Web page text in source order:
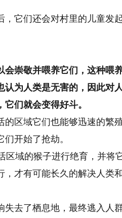
它们还会对村里的儿童发
崇敬并喂养它们，这种喂
为人类是无害的，因此对
们就会变得好斗。
的区域它们也能够迅速的繁
开始了抢劫。
区域的猴子进行绝育，并将
才有可能长久的解决人类
去了栖息地，最终逃入人